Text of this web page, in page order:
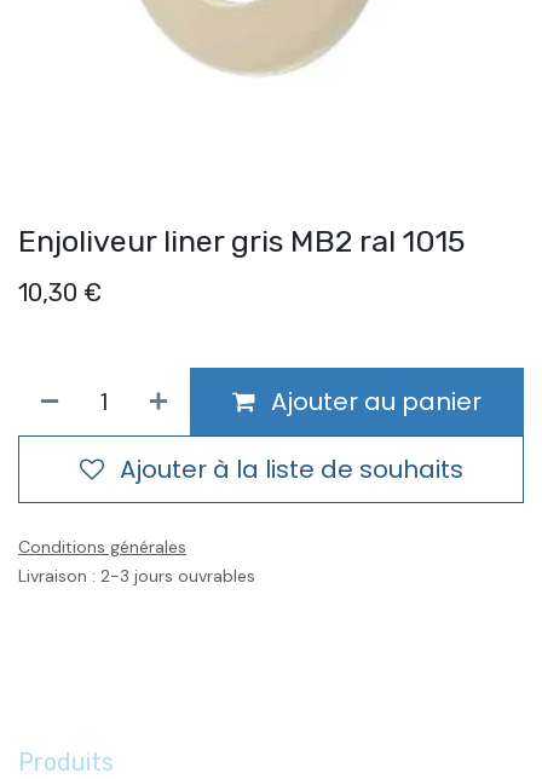
Enjoliveur liner gris MB2 ral 1015
10,30 €
Ajouter au panier
Ajouter à la liste de souhaits
Conditions générales
Livraison : 2-3 jours ouvrables
Produits